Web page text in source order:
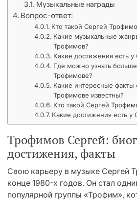
Музыкальные награды
Вопрос-ответ:
Кто такой Сергей
Какие музыкальные
Трофимов?
Какие достижения есть
Где можно узнать
Трофимове?
Какие интересные факты
Трофимове известны?
Кто такой Сергей
Какие достижения есть у
Трофимов Сергей:
достижения, факты
Свою карьеру в музыке Сергей
конце 1980-х годов. Он стал
популярной группы «Трофим»,